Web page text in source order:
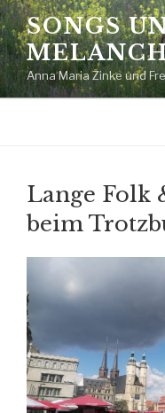
Zum
Inhalt
springen
SONGS
Anna Maria Zinke und
Lange Folk
beim